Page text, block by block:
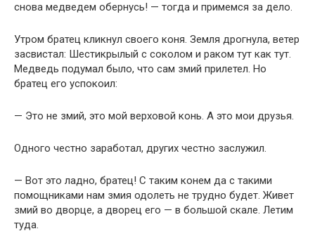
снова медведем обернусь! — тогда и примемся за дело.
Утром братец кликнул своего коня. Земля дрогнула, ветер
засвистал: Шестикрылый с соколом и раком тут как тут.
Медведь подумал было, что сам змий прилетел. Но
братец его успокоил:
— Это не змий, это мой верховой конь. А это мои друзья.
Одного честно заработал, других честно заслужил.
— Вот это ладно, братец! С таким конем да с такими
помощниками нам змия одолеть не трудно будет. Живет
змий во дворце, а дворец его — в большой скале. Летим
туда.